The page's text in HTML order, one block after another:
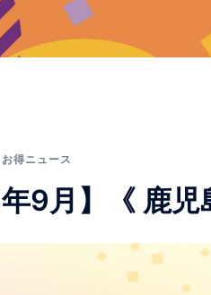
お得ニュース
年9月】《 鹿